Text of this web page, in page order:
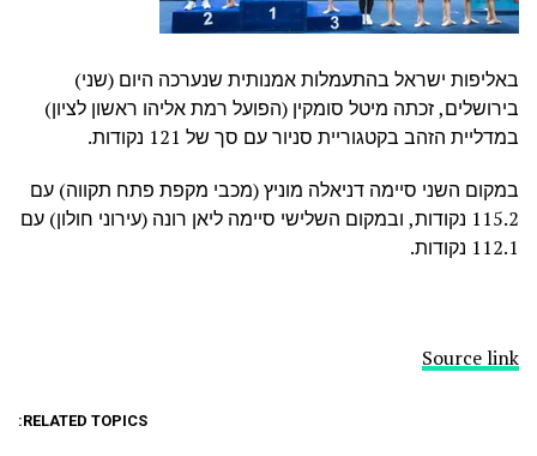
באליפות ישראל בהתעמלות אמנותית שנערכה היום (שני)
בירושלים, זכתה מיטל סומקין (הפועל רמת אליהו ראשון לציון)
במדליית הזהב בקטגוריית סניור עם סך של 121 נקודות.
במקום השני סיימה דניאלה מוניץ (מכבי מקפת פתח תקווה) עם
115.2 נקודות, ובמקום השלישי סיימה ליאן רונה (עירוני חולון) עם
112.1 נקודות.
Source link
RELATED TOPICS: